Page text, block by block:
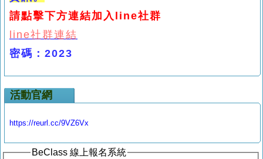
請點擊下方連結加入line社群
line社群連結
密碼：2023
活動官網
https://reurl.cc/9VZ6Vx
BeClass 線上報名系統